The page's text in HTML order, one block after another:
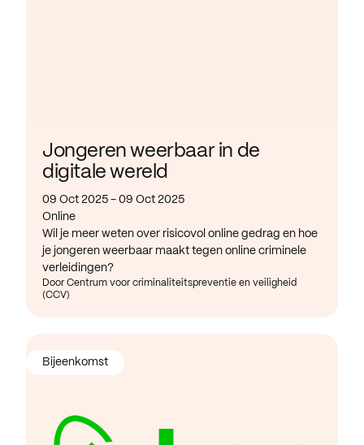
Jongeren weerbaar in de
digitale wereld
09 Oct 2025 - 09 Oct 2025
Online
Wil je meer weten over risicovol online gedrag en hoe
je jongeren weerbaar maakt tegen online criminele
verleidingen?
Door Centrum voor criminaliteitspreventie en veiligheid
(CCV)
Bijeenkomst